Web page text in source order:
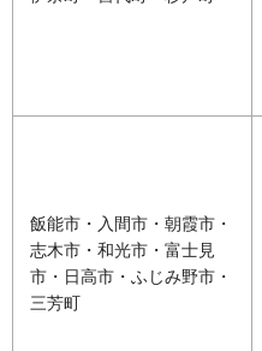
飯能市・入間市・朝霞市・
志木市・和光市・富士見
市・日高市・ふじみ野市・
三芳町